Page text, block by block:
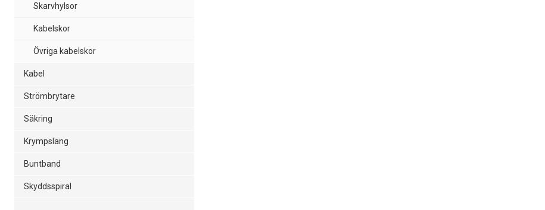
Skarvhylsor
Kabelskor
Övriga kabelskor
Kabel
Strömbrytare
Säkring
Krympslang
Buntband
Skyddsspiral